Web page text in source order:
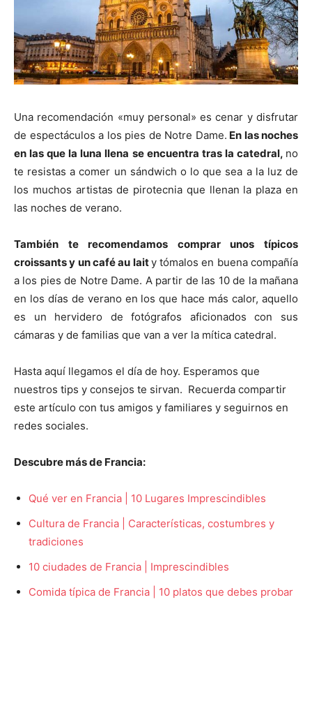
Una recomendación «muy personal» es cenar y disfrutar
de espectáculos a los pies de Notre Dame. En las noches
en las que la luna llena se encuentra tras la catedral, no
te resistas a comer un sándwich o lo que sea a la luz de
los muchos artistas de pirotecnia que llenan la plaza en
las noches de verano.
También te recomendamos comprar unos típicos
croissants y un café au laity tómalos en buena compañía
a los pies de Notre Dame. A partir de las 10 de la mañana
en los días de verano en los que hace más calor, aquello
es un hervidero de fotógrafos aficionados con sus
cámaras y de familias que van a ver la mítica catedral.
Hasta aquí llegamos el día de hoy. Esperamos que
nuestros tips y consejos te sirvan. Recuerda compartir
este artículo con tus amigos y familiares y seguirnos en
redes sociales.
Descubre más de Francia:
Qué ver en Francia | 10 Lugares Imprescindibles
Cultura de Francia | Características, costumbres y
tradiciones
10 ciudades de Francia | Imprescindibles
Comida típica de Francia | 10 platos que debes probar